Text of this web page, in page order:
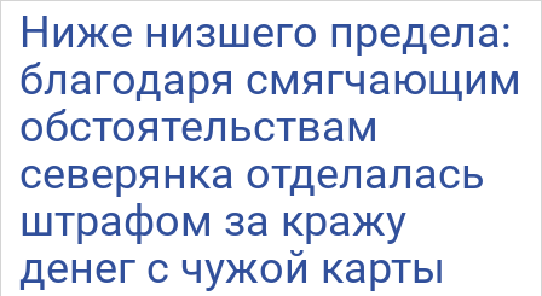
Ниже низшего предела:
благодаря смягчающим
обстоятельствам
северянка отделалась
штрафом за кражу
денег с чужой карты